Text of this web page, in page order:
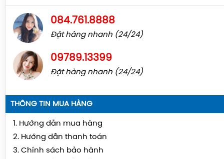
084.761.8888
Đặt hàng nhanh (24/24)
09789.13399
Đặt hàng nhanh (24/24)
THÔNG TIN MUA HÀNG
1. Hướng dẫn mua hàng
2. Hướng dẫn thanh toán
3. Chính sách bảo hành